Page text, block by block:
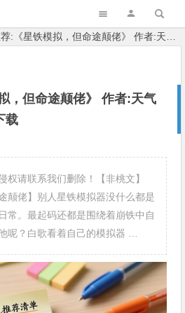
星铁模拟，但命途颠佬》 作者:天气真好 1-166章 TXT下载
，但命途颠佬》 作者:天气
载
权请联系我们删除！【非桃文】
颠佬】别人星铁模拟器没什么都是
常。最起码还都是围绕着崩铁中自
呢？白歌看着自己的模拟器 …